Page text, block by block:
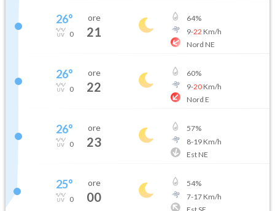
26°
0
ore
21
64%
9-22 Km/h
Nord NE
26°
0
ore
22
60%
9-20Km/h
Nord E
26°
0
ore
23
57%
8-19Km/h
Est NE
25°
0
ore
00
54%
7-17Km/h